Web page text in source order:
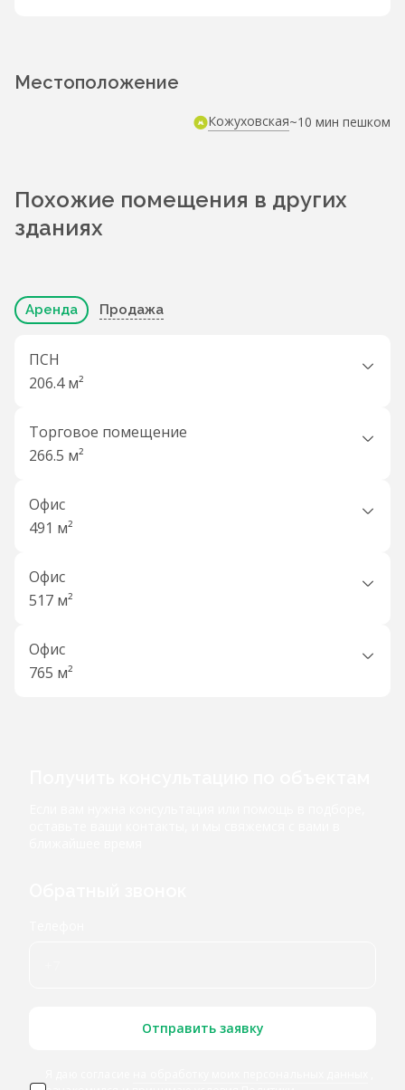
Местоположение
Кожуховская~10 мин пешком
Похожие помещения в других
зданиях
Аренда Продажа
ПСН
206.4 м²
Торговое помещение
266.5 м²
Офис
491 м²
Офис
517 м²
Офис
765 м²
Отправить заявку